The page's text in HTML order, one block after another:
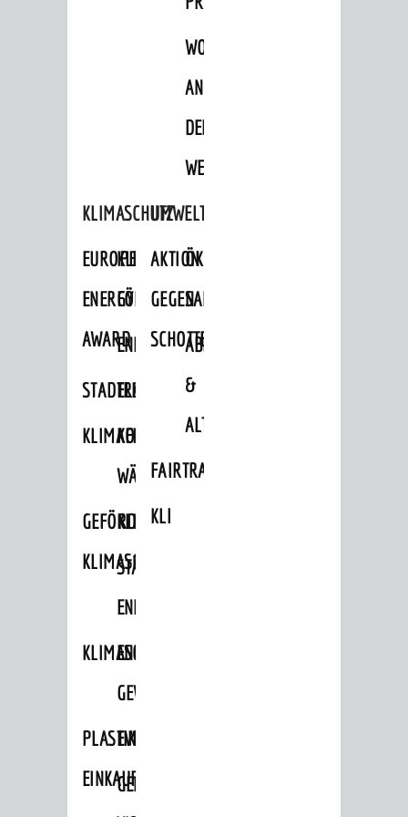
WOHNBEBAUUNG
AN
DER
WEINBERGSTRASSE
KLIMASCHUTZ
EUROPEAN
ENERGY
AWARD
KLIMASCHUTZ-
FÖRDERPROGRAMME
ENERGIEBERATUNG
STADTRADELN
ELEKTROMOBILITÄTSBERATUNG
KLIMAFITKOMMUNALE
WÄRMEPLANUNG
GEFÖRDERTE
KLIMASCHUTZMASSNAHMEN
KLIMASCHUTZKONZEPT
STÄDTISCHES
ENERGIEMANAGEMENT
KLIMASCHUTZKOMMISSION
ENERGIEKARAWANE
GEWERBE
PLASTIKTÜTENFREIE
EINKAUFSSTADT
EVENTS
GEMEINSAME
UMWELTSCHUTZ
AKTION
GEGEN
SCHOTTERGÄRTEN
ÖKOLOGISCHE
SANIERUNG/WAIDSEE
ABFALL
&
ALTLASTEN
FAIRTRADE
KLEIDERTAUSCHBÖRSE